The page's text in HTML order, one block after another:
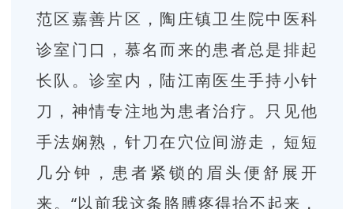
范区嘉善片区，陶庄镇卫生院中医科
诊室门口，慕名而来的患者总是排起
长队。诊室内，陆江南医生手持小针
刀，神情专注地为患者治疗。只见他
手法娴熟，针刀在穴位间游走，短短
几分钟，患者紧锁的眉头便舒展开
来。“以前我这条胳膊疼得抬不起来，